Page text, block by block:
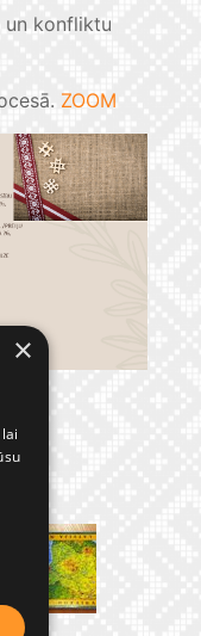
un konfliktu
ZOOM
×